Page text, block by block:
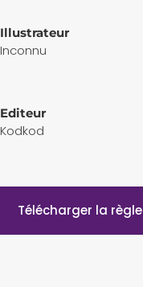
Illustrateur
Inconnu
Editeur
Kodkod
Télécharger la règle